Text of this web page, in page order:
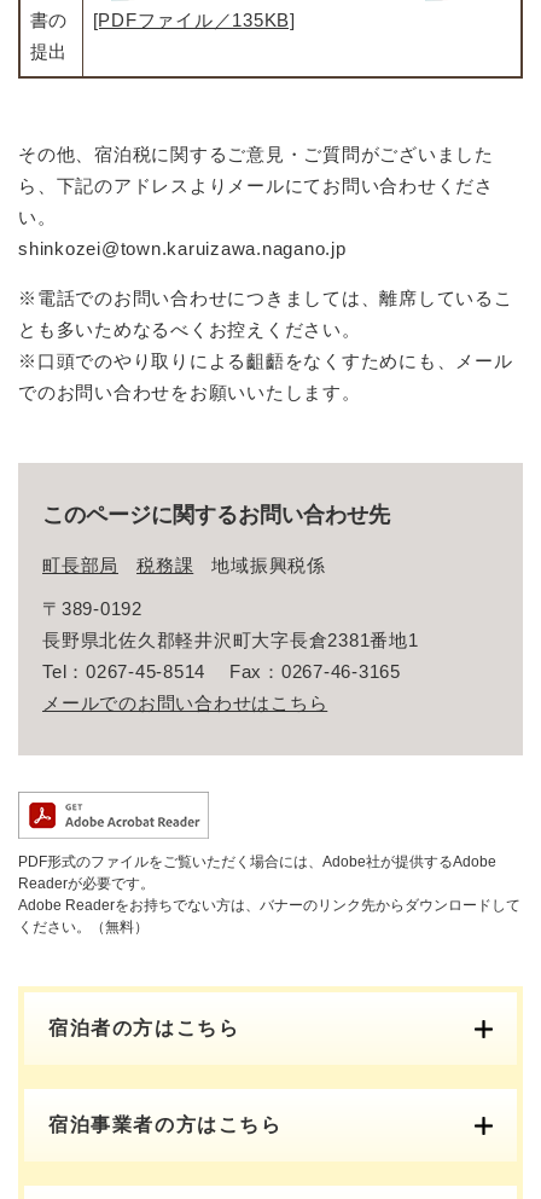
書の
提出
[PDFファイル／135KB]
その他、宿泊税に関するご意見・ご質問がございました
ら、下記のアドレスよりメールにてお問い合わせくださ
い。
​shinkozei@town.karuizawa.nagano.jp
※電話でのお問い合わせにつきましては、離席しているこ
とも多いためなるべくお控えください。
※口頭でのやり取りによる齟齬をなくすためにも、メール
でのお問い合わせをお願いいたします。​
このページに関するお問い合わせ先
町長部局 税務課 地域振興税係
〒389-0192
長野県北佐久郡軽井沢町大字長倉2381番地1
Tel：0267-45-8514
Fax：0267-46-3165
メールでのお問い合わせはこちら
PDF形式のファイルをご覧いただく場合には、Adobe社が提供するAdobe
Readerが必要です。
Adobe Readerをお持ちでない方は、バナーのリンク先からダウンロードして
ください。（無料）
宿泊者の方はこちら
宿泊事業者の方はこちら